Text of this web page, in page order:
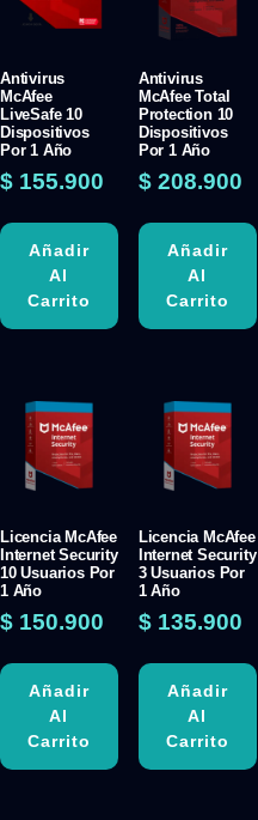
Antivirus
McAfee
LiveSafe 10
Dispositivos
Por 1 Año
$ 155.900
Añadir
Al
Carrito
Antivirus
McAfee Total
Protection 10
Dispositivos
Por 1 Año
$208.900
Añadir
Al
Carrito
Licencia McAfee
Internet Security
10 Usuarios Por
1 Año
$ 150.900
Añadir
Al
Carrito
Licencia McAfee
Internet Security
3 Usuarios Por
1 Año
$135.900
Añadir
Al
Carrito